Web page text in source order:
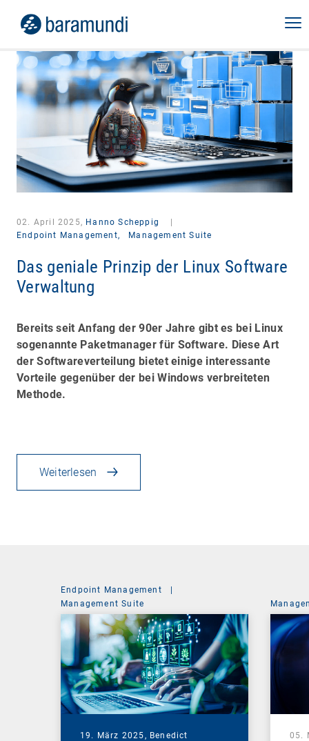
02. April 2025, Hanno Scheppig
Endpoint Management,
Management Suite
Das geniale Prinzip der Linux Software
Verwaltung
Bereits seit Anfang der 90er Jahre gibt es bei Linux
sogenannte Paketmanager für Software. Diese Art
der Softwareverteilung bietet einige interessante
Vorteile gegenüber der bei Windows verbreiteten
Methode.
Weiterlesen
Endpoint Management
Management Suite
19. März 2025, Benedict
05.